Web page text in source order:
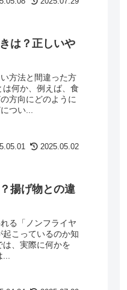
は？正しいや
方法と間違った方
何か、例えば、食
方向にどのように
つい...
2025.05.02
揚げ物との違
る「ノンフライヤ
こっているのか知
は、実際に何かを